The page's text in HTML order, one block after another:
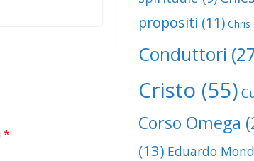
suggerimenti
*
propositi (11) Chris
Conduttori
Cristo (55)
Corso Omega
(13) Eduardo